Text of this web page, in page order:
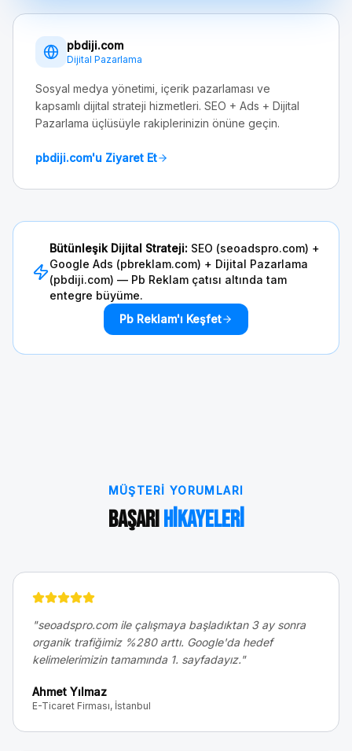
pbdiji.com
Dijital Pazarlama
Sosyal medya yönetimi, içerik pazarlaması ve
kapsamlı dijital strateji hizmetleri. SEO + Ads + Dijital
Pazarlama üçlüsüyle rakiplerinizin önüne geçin.
pbdiji.com'u Ziyaret Et
Bütünleşik Dijital Strateji: SEO (seoadspro.com) +
Google Ads (pbreklam.com) + Dijital Pazarlama
(pbdiji.com) — Pb Reklam çatısı altında tam
entegre büyüme.
Pb Reklam'ı Keşfet
MÜŞTERI YORUMLARI
BaşarıHikayeleri
"seoadspro.com ile çalışmaya başladıktan 3 ay sonra
organik trafiğimiz %280 arttı. Google'da hedef
kelimelerimizin tamamında 1. sayfadayız."
Ahmet Yılmaz
E-Ticaret Firması, İstanbul